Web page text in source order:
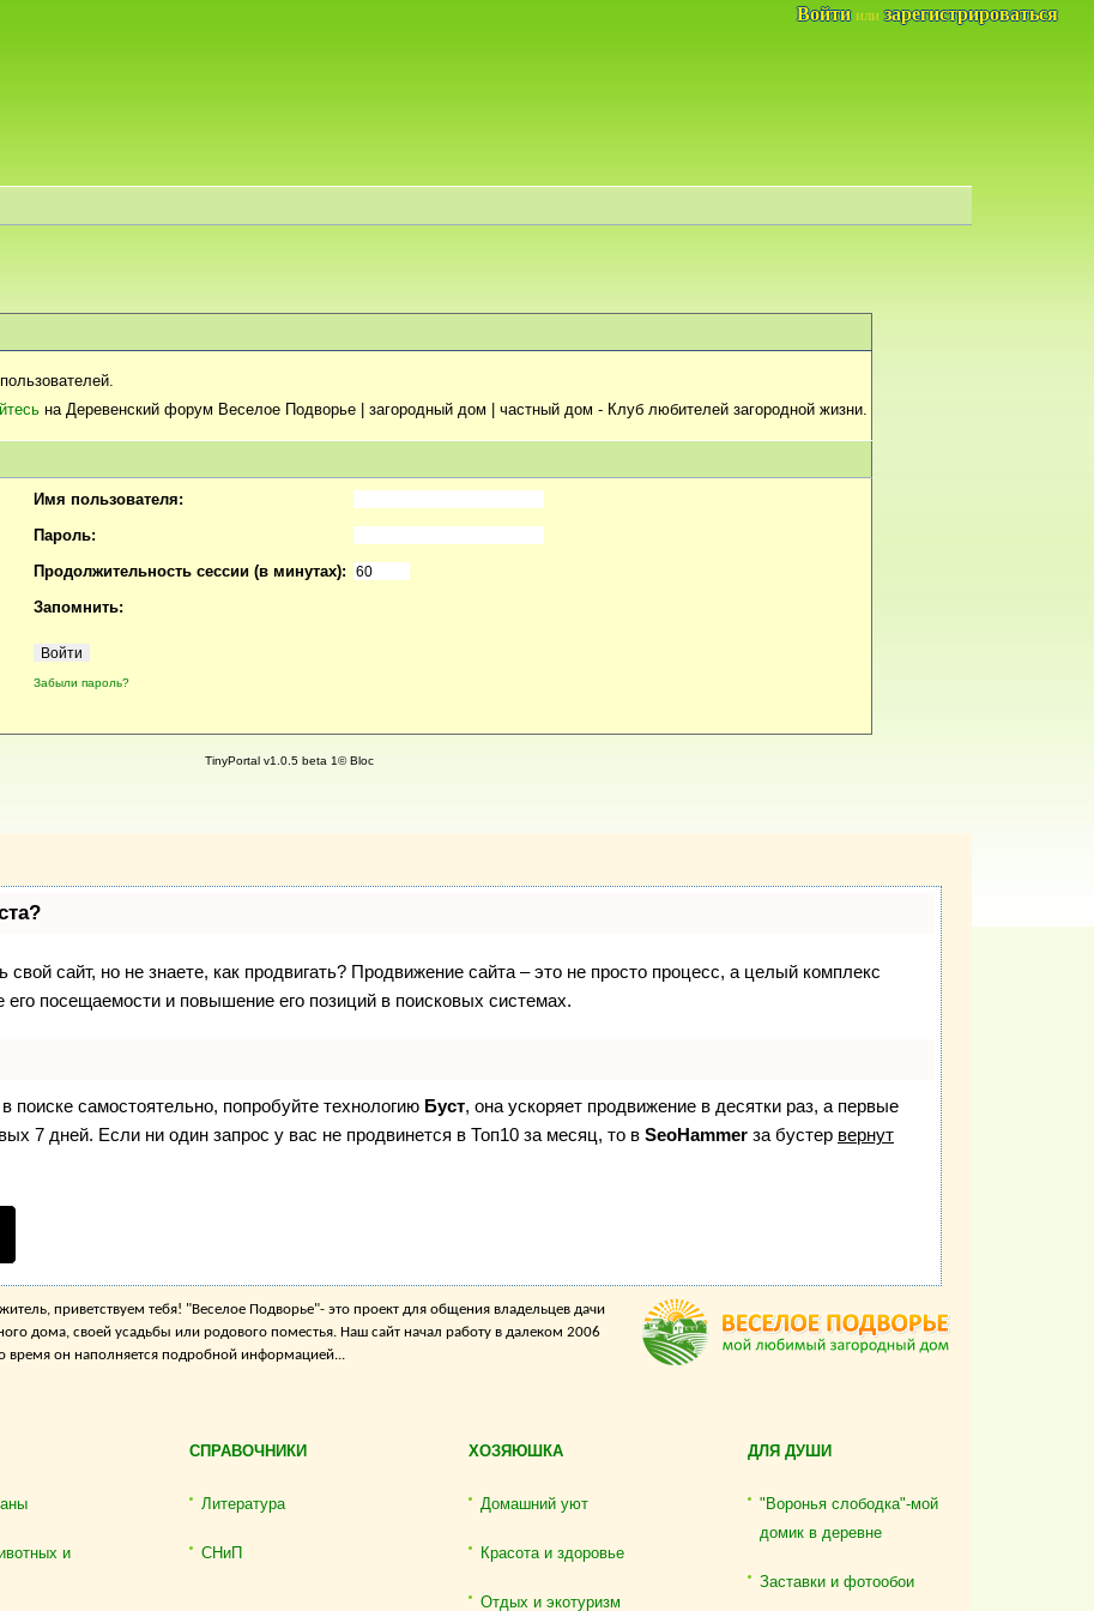
Войти или зарегистрироваться
на Деревенский форум Веселое Подворье | загородный дом | частный дом - Клуб любителей загородной жизни.
Имя пользователя:
Пароль:
Продолжительность сессии (в минутах):
Запомнить:
Забыли пароль?
TinyPortal v1.0.5 beta 1© Bloc
сайт, но не знаете, как продвигать? Продвижение сайта – это не просто процесс, а целый комплекс
посещаемости и повышение его позиций в поисковых системах.
поиске самостоятельно, попробуйте технологию Буст, она ускоряет продвижение в десятки раз, а первые
7 дней. Если ни один запрос у вас не продвинется в Топ10 за месяц, то в SeoHammer за бустер вернут
приветствуем тебя! "Веселое Подворье"- это проект для общения владельцев дачи
дома, своей усадьбы или родового поместья. Наш сайт начал работу в далеком 2006
время он наполняется подробной информацией...
и
СПРАВОЧНИКИ
Литература
СНиП
ХОЗЯЮШКА
Домашний уют
Красота и здоровье
Отдых и экотуризм
ДЛЯ ДУШИ
"Воронья слободка"-мой
домик в деревне
Заставки и фотообои